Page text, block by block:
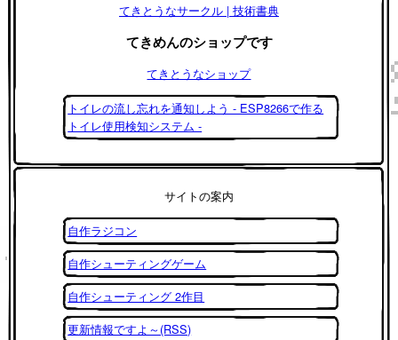
てきとうなサークル | 技術書典
てきめんのショップです
てきとうなショップ
トイレの流し忘れを通知しよう - ESP8266で作る
トイレ使用検知システム -
サイトの案内
自作ラジコン
自作シューティングゲーム
自作シューティング 2作目
更新情報ですよ～(RSS)